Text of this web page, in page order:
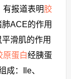
报道表明胶
ACE的作用
滑肌的作用
原蛋白经胰蛋
成：Ile、